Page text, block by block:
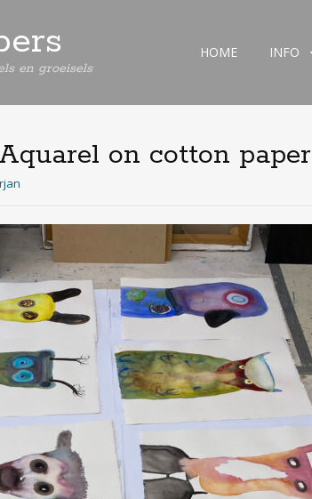
en groeisels
Spring
inhoud
HOME INFO
on cotton paper